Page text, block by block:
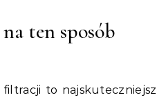
ten sposób
to